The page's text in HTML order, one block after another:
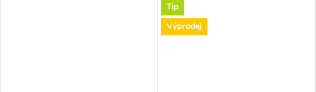
Tip
Výprodej